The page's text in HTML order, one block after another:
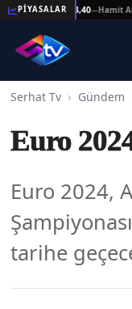
PİYASALAR
Altın41.473,40 —Hamit Altın
Serhat Tv Gündem
Euro
Euro 2024,
tarihe